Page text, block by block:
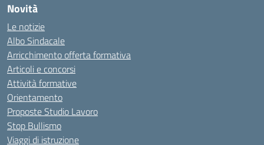
Novità
Le notizie
Albo Sindacale
Arricchimento offerta formativa
Articoli e concorsi
Attività formative
Orientamento
Proposte Studio Lavoro
Stop Bullismo
Viaggi di istruzione